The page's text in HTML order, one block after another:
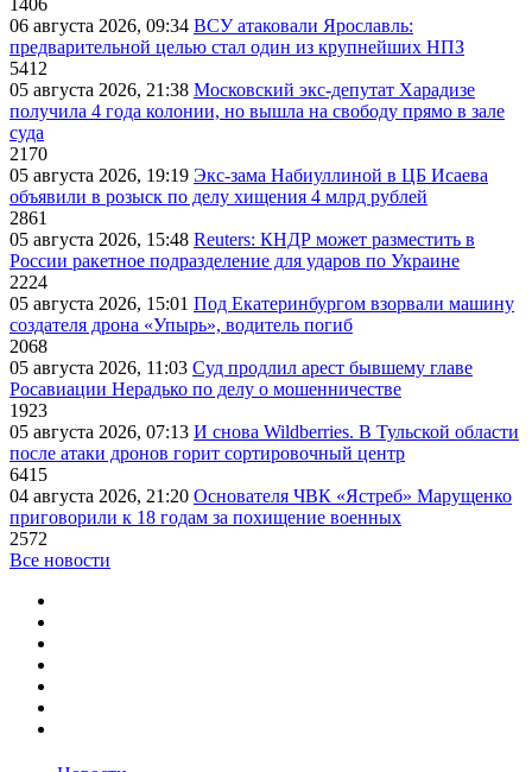
1406
06 августа 2026, 09:34 ВСУ атаковали Ярославль:
предварительной целью стал один из крупнейших НПЗ
5412
05 августа 2026, 21:38 Московский экс-депутат Харадизе
получила 4 года колонии, но вышла на свободу прямо в зале
суда
2170
05 августа 2026, 19:19 Экс-зама Набиуллиной в ЦБ Исаева
объявили в розыск по делу хищения 4 млрд рублей
2861
05 августа 2026, 15:48 Reuters: КНДР может разместить в
России ракетное подразделение для ударов по Украине
2224
05 августа 2026, 15:01 Под Екатеринбургом взорвали машину
создателя дрона «Упырь», водитель погиб
2068
05 августа 2026, 11:03 Суд продлил арест бывшему главе
Росавиации Нерадько по делу о мошенничестве
1923
05 августа 2026, 07:13 И снова Wildberries. В Тульской области
после атаки дронов горит сортировочный центр
6415
04 августа 2026, 21:20 Основателя ЧВК «Ястреб» Марущенко
приговорили к 18 годам за похищение военных
2572
Все новости